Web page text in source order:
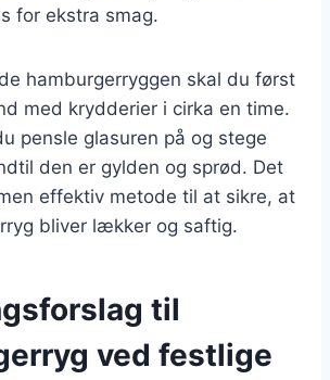
for ekstra smag.
hamburgerryggen skal du først
med krydderier i cirka en time.
pensle glasuren på og stege
den er gylden og sprød. Det
effektiv metode til at sikre, at
bliver lækker og saftig.
til
ved festlige